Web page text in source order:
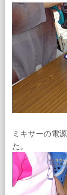
ミキサーの電
た。